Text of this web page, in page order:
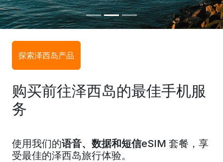
探索泽西岛产品
购买前往泽西岛的最佳手机服
务
使用我们的语音、数据和短信eSIM 套餐，享
受最佳的泽西岛旅行体验。